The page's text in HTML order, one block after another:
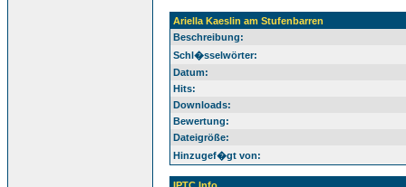
Ariella Kaeslin am Stufenbarren
Beschreibung:
Schl�sselwörter:
Datum:
Hits:
Downloads:
Bewertung:
Dateigröße:
Hinzugef�gt von: